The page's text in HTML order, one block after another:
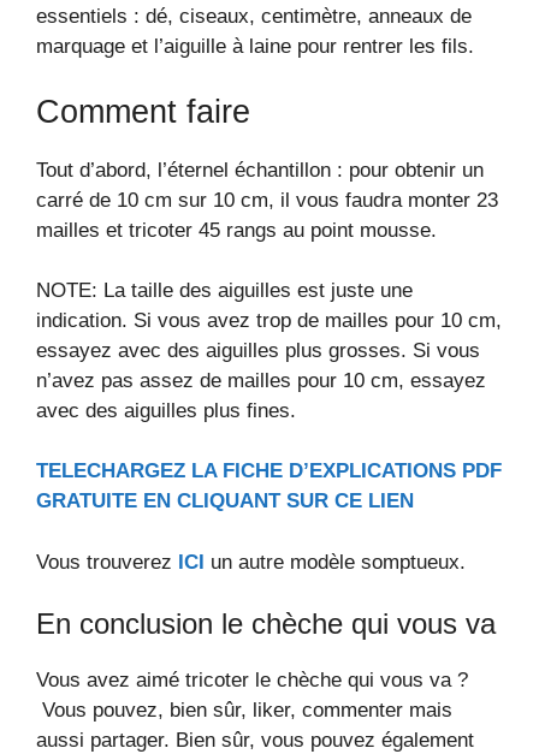
essentiels : dé, ciseaux, centimètre, anneaux de
marquage et l’aiguille à laine pour rentrer les fils.
Comment faire
Tout d’abord, l’éternel échantillon : pour obtenir un
carré de 10 cm sur 10 cm, il vous faudra monter 23
mailles et tricoter 45 rangs au point mousse.
NOTE: La taille des aiguilles est juste une
indication. Si vous avez trop de mailles pour 10 cm,
essayez avec des aiguilles plus grosses. Si vous
n’avez pas assez de mailles pour 10 cm, essayez
avec des aiguilles plus fines.
TELECHARGEZ LA FICHE D’EXPLICATIONS PDF
GRATUITE EN CLIQUANT SUR CE LIEN
Vous trouverez ICI un autre modèle somptueux.
En conclusion le chèche qui vous va
Vous avez aimé tricoter le chèche qui vous va ?
Vous pouvez, bien sûr, liker, commenter mais
aussi partager. Bien sûr, vous pouvez également